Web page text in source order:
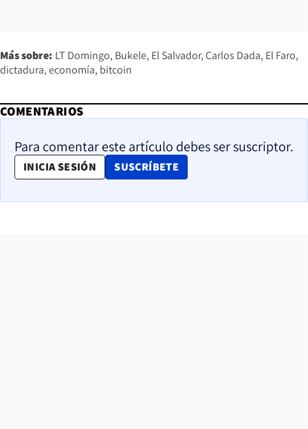
Más sobre: LT Domingo Bukele El Salvador Carlos Dada El Faro
dictadura economía bitcoin
COMENTARIOS
Para comentar este artículo debes ser suscriptor.
INICIA SESIÓN SUSCRÍBETE
OPENS IN NEW WINDOW